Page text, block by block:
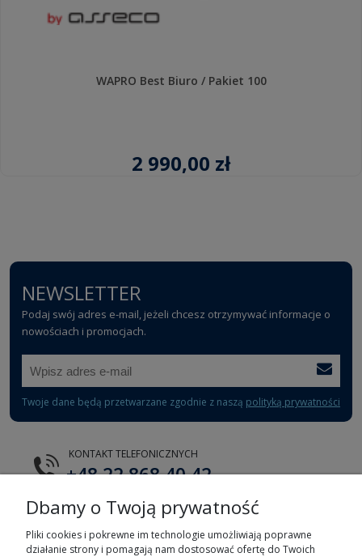
WAPRO Best Biuro / Pakiet 100
2 990,00 zł
NEWSLETTER
Podaj swój adres e-mail, jeżeli chcesz otrzymywać informacje o
nowościach i promocjach.
Twoje dane będą przetwarzane zgodnie z naszą polityką prywatności
KONTAKT TELEFONICZNYCH
+48 22 868 40 42
E-MAIL
tts@tts.com.pl
Dbamy o Twoją prywatność
Pliki cookies i pokrewne im technologie umożliwiają poprawne
działanie strony i pomagają nam dostosować ofertę do Twoich